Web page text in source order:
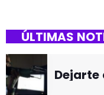
ÚLTIMAS
Dejarte